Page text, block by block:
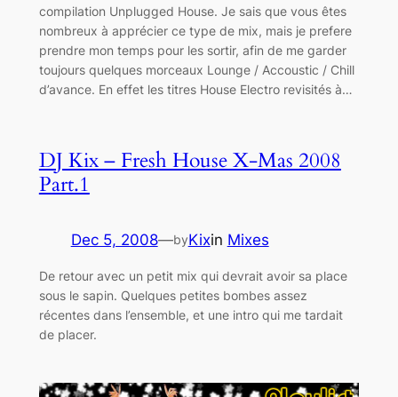
compilation Unplugged House. Je sais que vous êtes
nombreux à apprécier ce type de mix, mais je prefere
prendre mon temps pour les sortir, afin de me garder
toujours quelques morceaux Lounge / Accoustic / Chill
d’avance. En effet les titres House Electro revisités à…
DJ Kix – Fresh House X-Mas 2008
Part.1
Dec 5, 2008—byKixin Mixes
De retour avec un petit mix qui devrait avoir sa place
sous le sapin. Quelques petites bombes assez
récentes dans l’ensemble, et une intro qui me tardait
de placer.